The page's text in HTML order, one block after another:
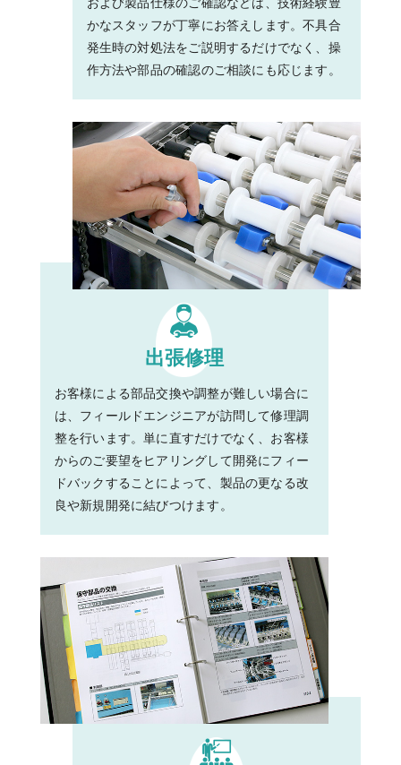
および製品仕様のご確認などは、技術経験豊
かなスタッフが丁寧にお答えします。不具合
発生時の対処法をご説明するだけでなく、操
作方法や部品の確認のご相談にも応じます。
出張修理
お客様による部品交換や調整が難しい場合に
は、フィールドエンジニアが訪問して修理調
整を行います。単に直すだけでなく、お客様
からのご要望をヒアリングして開発にフィー
ドバックすることによって、製品の更なる改
良や新規開発に結びつけます。